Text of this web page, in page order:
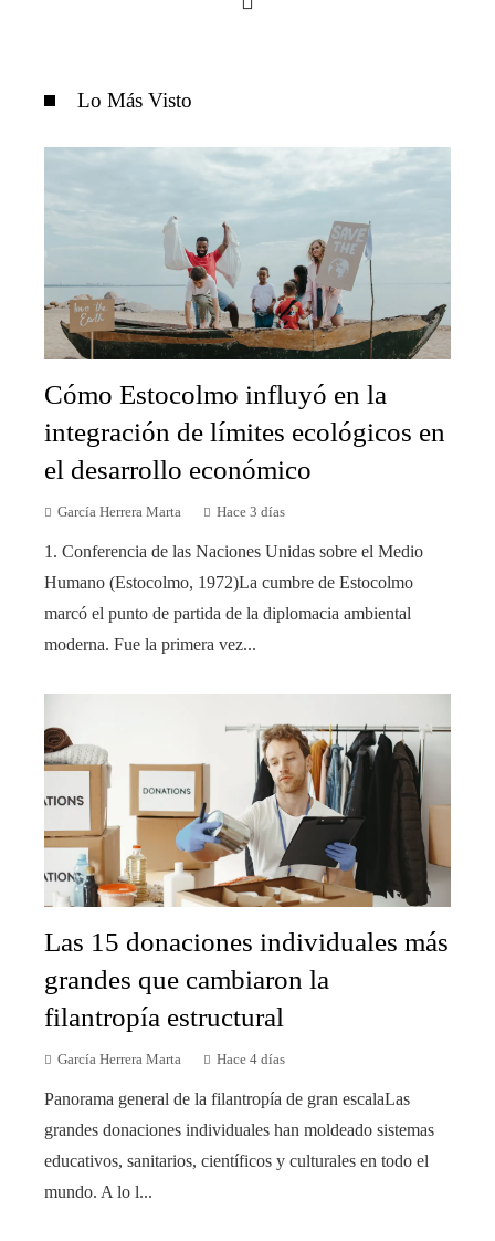
Lo Más Visto
Cómo Estocolmo influyó en la
integración de límites ecológicos en
el desarrollo económico
García Herrera Marta Hace 3 días
1. Conferencia de las Naciones Unidas sobre el Medio
Humano (Estocolmo, 1972)La cumbre de Estocolmo
marcó el punto de partida de la diplomacia ambiental
moderna. Fue la primera vez...
Las 15 donaciones individuales más
grandes que cambiaron la
filantropía estructural
García Herrera Marta Hace 4 días
Panorama general de la filantropía de gran escalaLas
grandes donaciones individuales han moldeado sistemas
educativos, sanitarios, científicos y culturales en todo el
mundo. A lo l...